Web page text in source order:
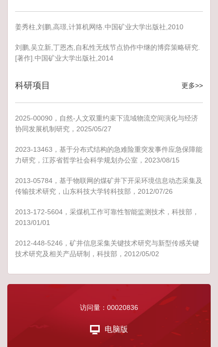
姜秀柱,刘鹏,高璟,计算机网络.中国矿业大学出版社,2010
刘鹏,吴立新,丁恩杰,自私性无线节点协作中继的博弈策略研究.
[著作].中国矿业大学出版社,2014
科研项目 更多>>
2025-00090，自然-人文双重约束下流域物流空间演化与经济
协同发展机制研究，2025/05/27
2023-13463，基于分布式结构的急难险重突发事件应急保障能
力研究，江苏省哲学社会科学规划办公室，2023/08/15
2013-05784，基于物联网的煤矿井下开采环境信息动态采集及
传输技术研究，山东科技大学转科技部，2012/07/26
2013-172-5604，采煤机工作可靠性智能监测技术，科技部，
2013/01/01
2012-448-5246，矿井信息采集关键技术研究与新型传感关键
技术研究及相关产品研制，科技部，2012/05/02
访问量： 00020836
电脑版